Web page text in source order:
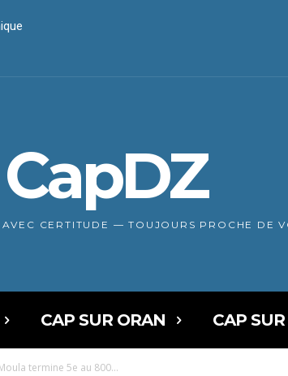
CapDZ
AVEC CERTITUDE — TOUJOURS PROCHE DE
CAP SUR ORAN CAP
termine 5e au 800...